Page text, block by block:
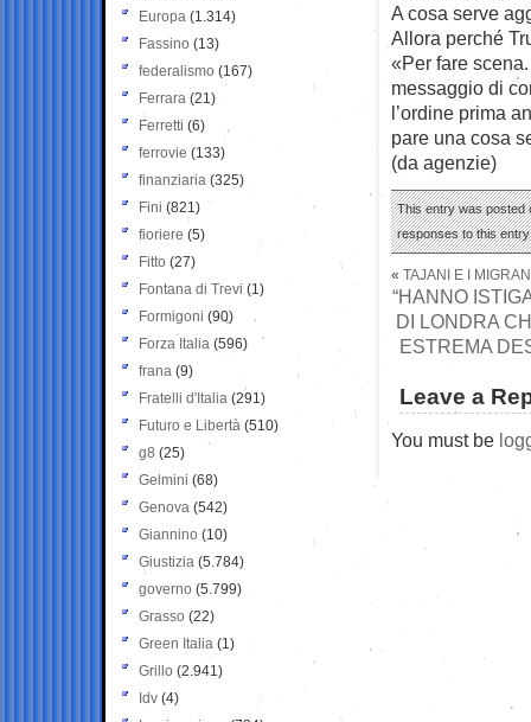
A cosa serve
Allora perché
«Per fare
messaggio di
l’ordine prima
pare una cosa
(da agenzie)
This entry was posted
responses to this
« TAJANI E I
“HANNO
DI LONDRA
ESTREMA
Leave a
You must be
Europa (1.314)
Fassino (13)
federalismo (167)
Ferrara (21)
Ferretti (6)
ferrovie (133)
finanziaria (325)
Fini (821)
fioriere (5)
Fitto (27)
Fontana di Trevi (1)
Formigoni (90)
Forza Italia (596)
frana (9)
Fratelli d'Italia (291)
Futuro e Libertà (510)
g8 (25)
Gelmini (68)
Genova (542)
Giannino (10)
Giustizia (5.784)
governo (5.799)
Grasso (22)
Green Italia (1)
Grillo (2.941)
Idv (4)